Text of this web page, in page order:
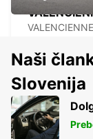
LENS
POINT
Naši
Slovenija